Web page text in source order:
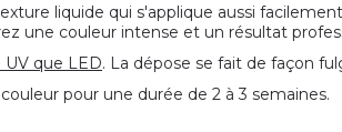
liquide qui s'applique aussi
une couleur intense et un résultat
UV que LED. La dépose se fait de façon
pour une durée de 2 à 3 semaines.